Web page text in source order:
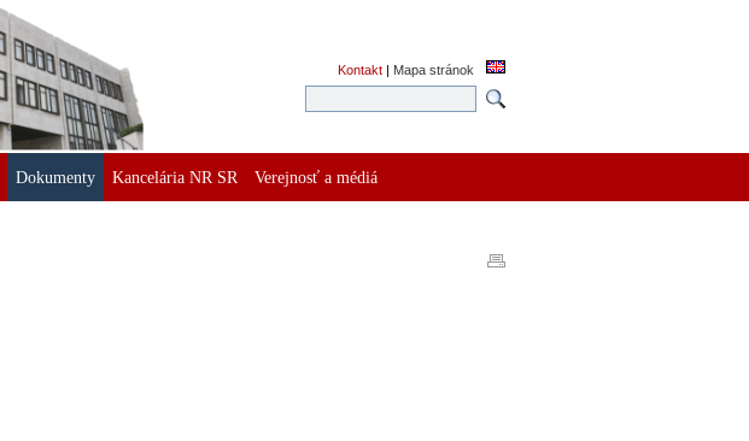
Kontakt | Mapa stránok
Dokumenty Kancelária NR SR Verejnosť a médiá